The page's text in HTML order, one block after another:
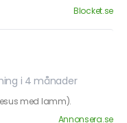
Blocket.se
i 4 månader
med lamm).
Annonsera.se